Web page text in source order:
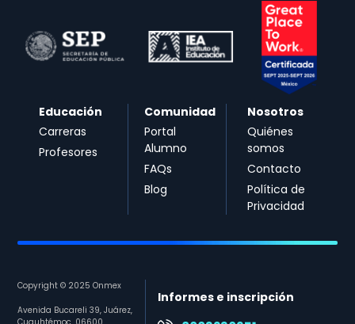
Educación
Carreras
Profesores
Comunidad
Portal
Alumno
FAQs
Blog
Nosotros
Quiénes
somos
Contacto
Política de
Privacidad
Copyright © 2025 Onmex
Avenida Bucareli 39, Juárez,
Informes e inscripción